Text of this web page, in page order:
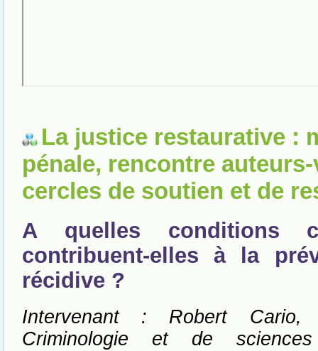
La justice restaurative :
pénale, rencontre
cercles de soutien et de
A quelles conditions
contribuent-elles à la
récidive ?
Intervenant : Robert Cario,
Criminologie et de